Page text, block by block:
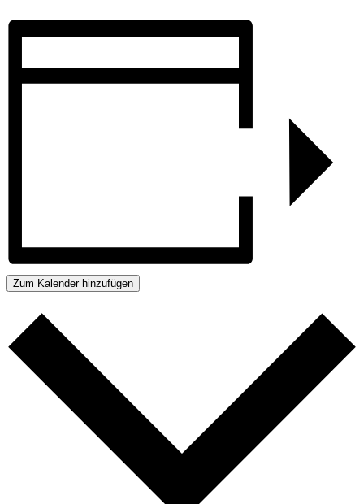
Zum Kalender hinzufügen